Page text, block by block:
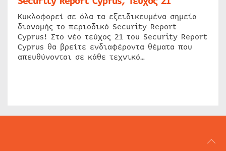
Κυκλοφορεί σε όλα τα εξειδικευμένα σημεία
διανομής το περιοδικό Security Report
Cyprus! Στο νέο τεύχος 21 του Security Report
Cyprus θα βρείτε ενδιαφέροντα θέματα που
απευθύνονται σε κάθε τεχνικό…